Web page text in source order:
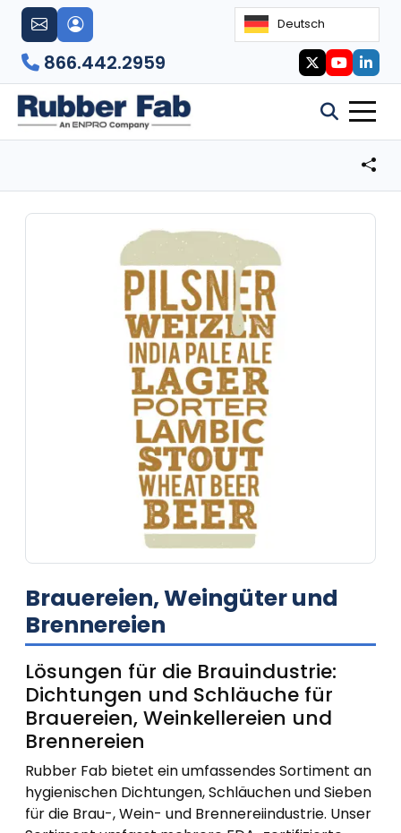
Deutsch
866.442.2959
Brauereien, Weingüter und
Brennereien
Lösungen für die Brauindustrie:
Dichtungen und Schläuche für
Brauereien, Weinkellereien und
Brennereien
Rubber Fab bietet ein umfassendes Sortiment an
hygienischen Dichtungen, Schläuchen und Sieben
für die Brau-, Wein- und Brennereiindustrie. Unser